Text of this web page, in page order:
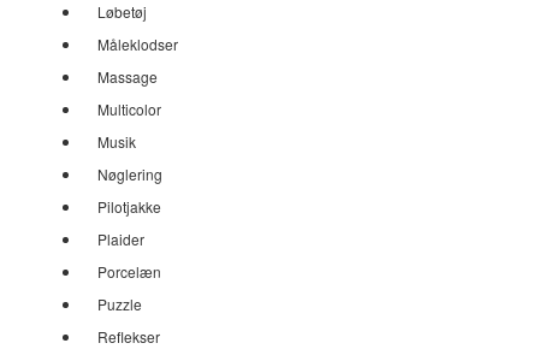
Løbetøj
Måleklodser
Massage
Multicolor
Musik
Nøglering
Pilotjakke
Plaider
Porcelæn
Puzzle
Reflekser